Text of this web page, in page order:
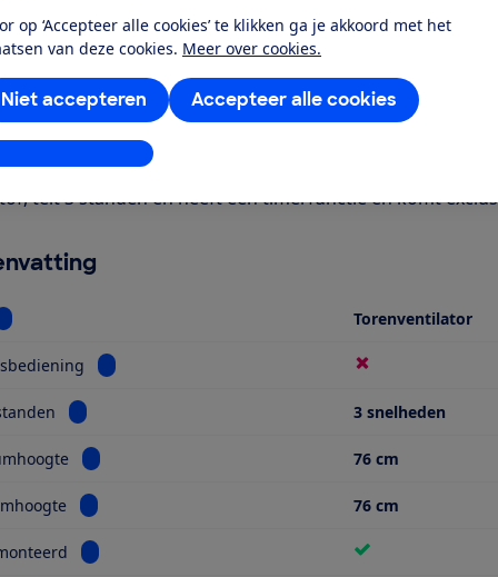
op ‘Accepteer alle cookies’ te klikken ga je akkoord met het
van deze cookies. Meer over cookies.
Accepteer alle cookies
Niet accepteren
aanpassen
dit product
door de Consumentenbond
naar een torenventilator? De Tristar VE-5865 is
telt 3 standen en heeft een timerfunctie en komt
informatie voor Soort Torenventilator
Bekijk informatie voor Afstandsbediening
Bekijk informatie voor Aantal standen 3 snelheden
Bekijk informatie voor Maximumhoogte76 cm
Bekijk informatie voor Minimumhoogte76 cm
Bekijk informatie voor Voorgemonteerd